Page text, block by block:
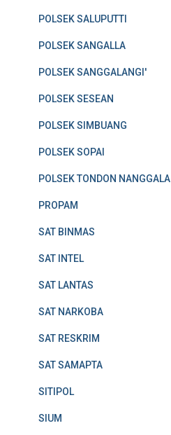
POLSEK SALUPUTTI
POLSEK SANGALLA
POLSEK SANGGALANGI'
POLSEK SESEAN
POLSEK SIMBUANG
POLSEK SOPAI
POLSEK TONDON NANGGALA
PROPAM
SAT BINMAS
SAT INTEL
SAT LANTAS
SAT NARKOBA
SAT RESKRIM
SAT SAMAPTA
SITIPOL
SIUM